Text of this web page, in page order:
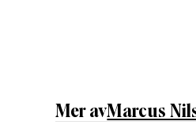
Mer avMarcus